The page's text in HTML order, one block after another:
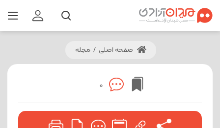
صفحه اصلی / مجله
0